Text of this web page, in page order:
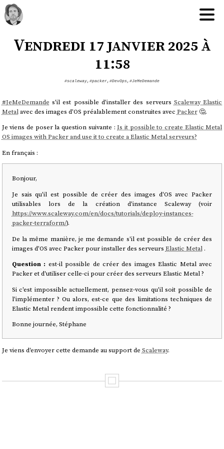
Vendredi 17 janvier 2025 à
11:58
#scaleway, #packer, #DevOps, #JeMeDemande
#JeMeDemande s'il est possible d'installer des serveurs Scaleway Elastic
Metalavec des images d'OS préalablement construites avec Packer🤔.
Je viens de poser la question suivante :Is it possible to create Elastic Metal
OS images with Packer and use it to create a Elastic Metal serveurs?
En français :
Bonjour,
Je sais qu'il est possible de créer des images d'OS avec Packer
utilisables lors de la création d'instance Scaleway (voir
https://www.scaleway.com/en/docs/tutorials/deploy-instances-
packer-terraform/).
De la même manière, je me demande s'il est possible de créer des
images d'OS avec Packer pour installer des serveurs Elastic Metal.
Question : est-il possible de créer des images Elastic Metal avec
Packer et d'utiliser celle-ci pour créer des serveurs Elastic Metal ?
Si c'est impossible actuellement, pensez-vous qu'il soit possible de
l'implémenter ? Ou alors, est-ce que des limitations techniques de
Elastic Metal rendent impossible cette fonctionnalité ?
Bonne journée, Stéphane
Je viens d'envoyer cette demande au support de Scaleway.